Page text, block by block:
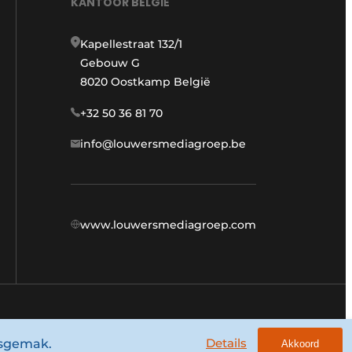
Kapellestraat 132/1
Gebouw G
8020 Oostkamp België
+32 50 36 81 70
info@louwersmediagroep.be
www.louwersmediagroep.com
Algemene voorwaarden Privacy policy
Details Akkoord